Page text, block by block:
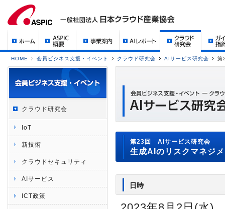
HOME 会員ビジネス支援・イベント クラウド研究会 AIサービス研究会 第
クラウド研究会
IoT
新技術
クラウドセキュリティ
AIサービス
ICT政策
第23回 AIサービス研究会
生成AIのリスクマネジ
日時